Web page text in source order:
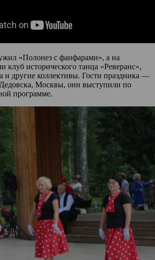
«Полонез с фанфарами», а на
клуб исторического танца «Реверанс»,
и другие коллективы. Гости праздника —
Москвы, они выступили по
программе.